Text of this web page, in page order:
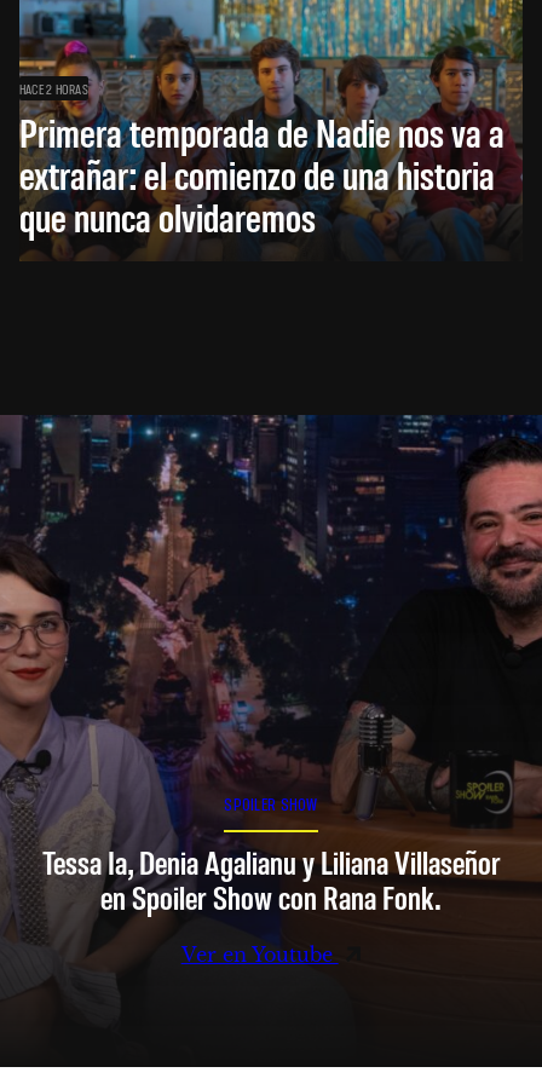
HACE 2 HORAS
Primera temporada de Nadie nos va a
extrañar: el comienzo de una historia
que nunca olvidaremos
SPOILER SHOW
Tessa Ia, Denia Agalianu y Liliana Villaseñor
en Spoiler Show con Rana Fonk.
Ver en Youtube